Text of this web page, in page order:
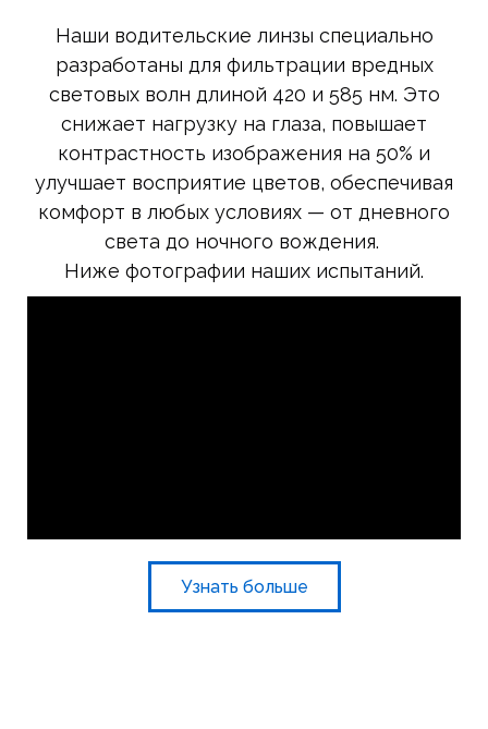
Наши водительские линзы специально
разработаны для фильтрации вредных
световых волн длиной 420 и 585 нм. Это
снижает нагрузку на глаза, повышает
контрастность изображения на 50% и
улучшает восприятие цветов, обеспечивая
комфорт в любых условиях — от дневного
света до ночного вождения.
Ниже фотографии наших испытаний.
Узнать больше